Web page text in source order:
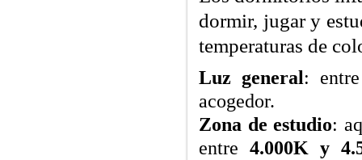
dormir, jugar y
temperaturas de
Luz general:
acogedor.
Zona de estudio:
entre 4.000K y